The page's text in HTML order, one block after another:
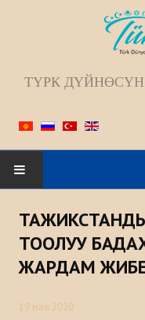
ТҮРК
БАШКЫ БЕТ
БИЗ ЖѲНҮНДѲ
Жамаат
ТООЛУУ
ЖАРДАМ
19 мая 2020